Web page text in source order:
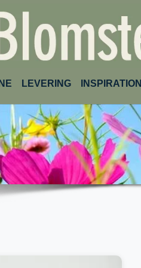
(CURRENT)
LEVERING INSPIRATION